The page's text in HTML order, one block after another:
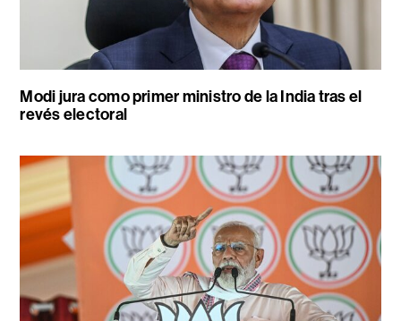
Modi jura como primer ministro de la India tras el
revés electoral